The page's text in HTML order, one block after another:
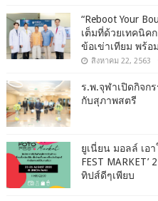
“Reboot Your
เต็มที่ด้วยเทคนิค
ข้อเข่าเทียม พร้อ
สิงหาคม 22, 2563
ร.พ.จุฬาเปิดกิจก
กับสุภาพสตรี
ยูเนี่ยน มอลล์ เอา
FEST
ทิปส์ดีๆเพียบ